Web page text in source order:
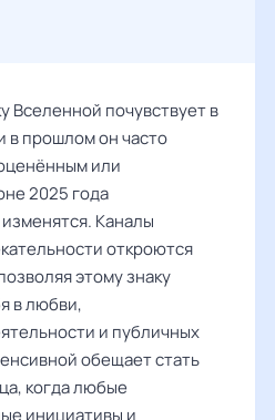
почувствует в
в прошлом он часто
или
2025 года
Каналы
откроются
этому знаку
в любви,
и публичных
обещает стать
когда любые
инициативы и